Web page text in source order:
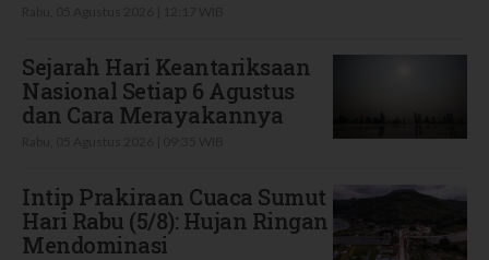
Sejarah Hari Keantariksaan
Nasional Setiap 6 Agustus
dan Cara Merayakannya
Intip Prakiraan Cuaca Sumut
Hari Rabu (5/8): Hujan Ringan
Mendominasi